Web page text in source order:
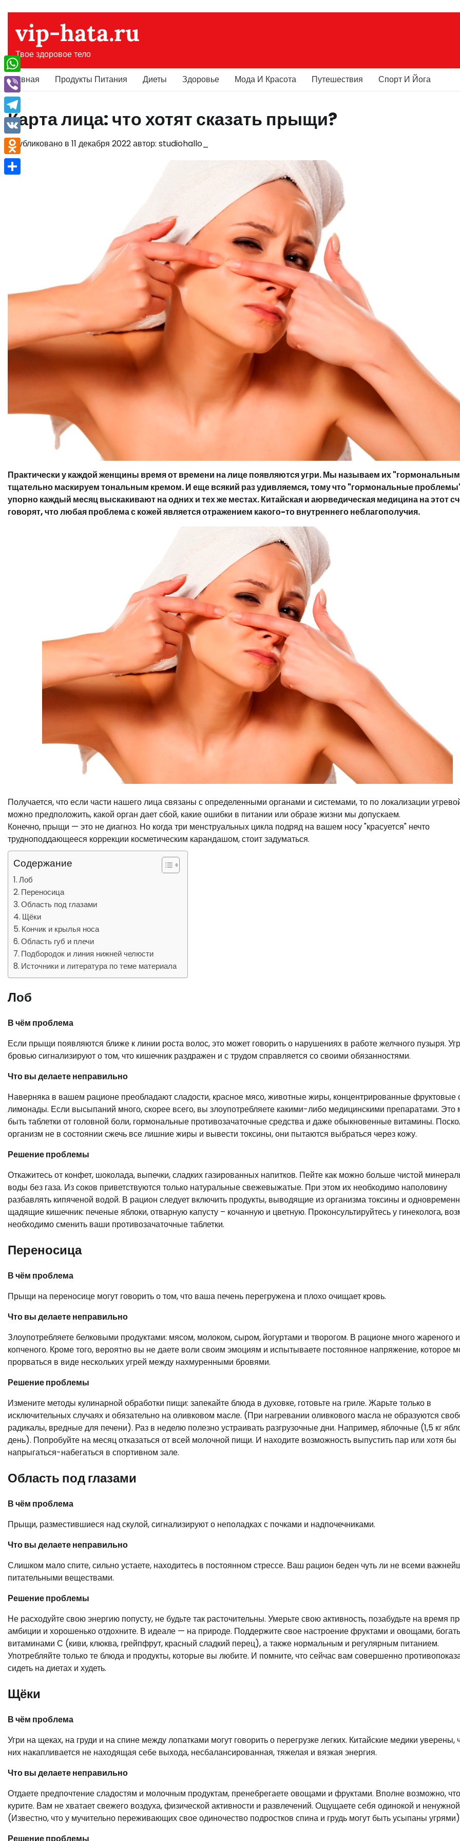
содержимому
vip-hata.ru
Твое здоровое тело
Главная Продукты Питания Диеты Здоровье Мода И Красота Путешествия Спорт И Йога
Карта лица: что хотят сказать прыщи?
Опубликовано в 11 декабря 2022автор: studiohallo_
Практически у каждой женщины время от времени на лице появляются угри. Мы называем их
тщательно маскируем тональным кремом. И еще всякий раз удивляемся, тому что "гормональные
упорно каждый месяц выскакивают на одних и тех же местах. Китайская и аюрведическая медицина на этот
говорят, что любая проблема с кожей является отражением какого-то внутреннего неблагополучия.
Получается, что если части нашего лица связаны с определенными органами и системами, то по локализации
можно предположить, какой орган дает сбой, какие ошибки в питании или образе жизни мы допускаем.
Конечно, прыщи — это не диагноз. Но когда три менструальных цикла подряд на вашем носу "красуется" нечто
трудноподдающееся коррекции косметическим карандашом, стоит задуматься.
Содержание
Лоб
Переносица
Область под глазами
Щёки
Кончик и крылья носа
Область губ и плечи
Подбородок и линия нижней челюсти
Источники и литература по теме материала
Лоб
В чём проблема
Если прыщи появляются ближе к линии роста волос, это может говорить о нарушениях в работе желчного пузыря.
бровью сигнализируют о том, что кишечник раздражен и с трудом справляется со своими обязанностями.
Что вы делаете неправильно
Наверняка в вашем рационе преобладают сладости, красное мясо, животные жиры, концентрированные фруктовые
лимонады. Если высыпаний много, скорее всего, вы злоупотребляете какими-либо медицинскими препаратами. Это
быть таблетки от головной боли, гормональные противозачаточные средства и даже обыкновенные витамины.
организм не в состоянии сжечь все лишние жиры и вывести токсины, они пытаются выбраться через кожу.
Решение проблемы
Откажитесь от конфет, шоколада, выпечки, сладких газированных напитков. Пейте как можно больше чистой
воды без газа. Из соков приветствуются только натуральные свежевыжатые. При этом их необходимо наполовину
разбавлять кипяченой водой. В рацион следует включить продукты, выводящие из организма токсины и
щадящие кишечник: печеные яблоки, отварную капусту – кочанную и цветную. Проконсультируйтесь у гинеколога,
необходимо сменить ваши противозачаточные таблетки.
Переносица
В чём проблема
Прыщи на переносице могут говорить о том, что ваша печень перегружена и плохо очищает кровь.
Что вы делаете неправильно
Злоупотребляете белковыми продуктами: мясом, молоком, сыром, йогуртами и творогом. В рационе много жареного и
копченого. Кроме того, вероятно вы не даете воли своим эмоциям и испытываете постоянное напряжение, которое
прорваться в виде нескольких угрей между нахмуренными бровями.
Решение проблемы
Измените методы кулинарной обработки пищи: запекайте блюда в духовке, готовьте на гриле. Жарьте только в
исключительных случаях и обязательно на оливковом масле. (При нагревании оливкового масла не образуются
радикалы, вредные для печени). Раз в неделю полезно устраивать разгрузочные дни. Например, яблочные (1,5 кг
день). Попробуйте на месяц отказаться от всей молочной пищи. И находите возможность выпустить пар или хотя бы
напрыгаться-набегаться в спортивном зале.
Область под глазами
В чём проблема
Прыщи, разместившиеся над скулой, сигнализируют о неполадках с почками и надпочечниками.
Что вы делаете неправильно
Слишком мало спите, сильно устаете, находитесь в постоянном стрессе. Ваш рацион беден чуть ли не всеми
питательными веществами.
Решение проблемы
Не расходуйте свою энергию попусту, не будьте так расточительны. Умерьте свою активность, позабудьте на время
амбиции и хорошенько отдохните. В идеале — на природе. Поддержите свое настроение фруктами и овощами,
витаминами С (киви, клюква, грейпфрут, красный сладкий перец), а также нормальным и регулярным питанием.
Употребляйте только те блюда и продукты, которые вы любите. И помните, что сейчас вам совершенно
сидеть на диетах и худеть.
Щёки
В чём проблема
Угри на щеках, на груди и на спине между лопатками могут говорить о перегрузке легких. Китайские медики уверены,
них накапливается не находящая себе выхода, несбалансированная, тяжелая и вязкая энергия.
Что вы делаете неправильно
Отдаете предпочтение сладостям и молочным продуктам, пренебрегаете овощами и фруктами. Вполне возможно, что
курите. Вам не хватает свежего воздуха, физической активности и развлечений. Ощущаете себя одинокой и
(Известно, что у мучительно переживающих свое одиночество подростков спина и грудь могут быть усыпаны
Решение проблемы
WhatsApp
Viber
Telegram
VK
Odnoklassniki